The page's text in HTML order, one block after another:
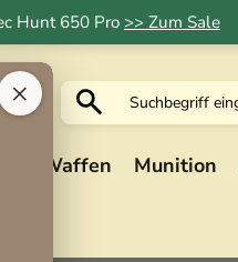
Hunt 650 Pro >> Zum Sale
×
Waffen Munition